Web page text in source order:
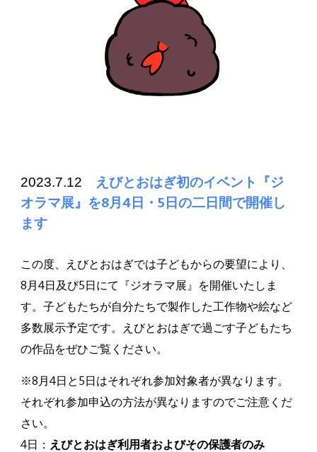
2023.7.12 えびとおはぎ初のイベント『ジ
オラマ展』を8月4日・5日の二日間で開催し
ます
この度、えびとおはぎでは子どもからの要望により、
8月4日及び5日にて『ジオラマ展』を開催いたしま
す。子どもたちが自分たちで製作した工作物や絵など
多数展示予定です。えびとおはぎで過ごす子どもたち
の作品をぜひご覧ください。
※8月4日と5日はそれぞれ参加対象者が異なります。
それぞれ参加申込の方法が異なりますのでご注意くだ
さい。
4日： えびとおはぎ利用者およびその保護者のみ